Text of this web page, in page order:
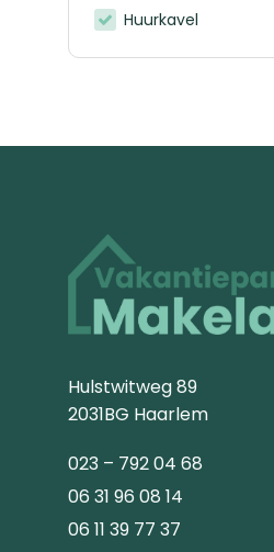
Huurkavel
Hulstwitweg 89
2031BG Haarlem
023 – 792 04 68
06 31 96 08 14
06 11 39 77 37